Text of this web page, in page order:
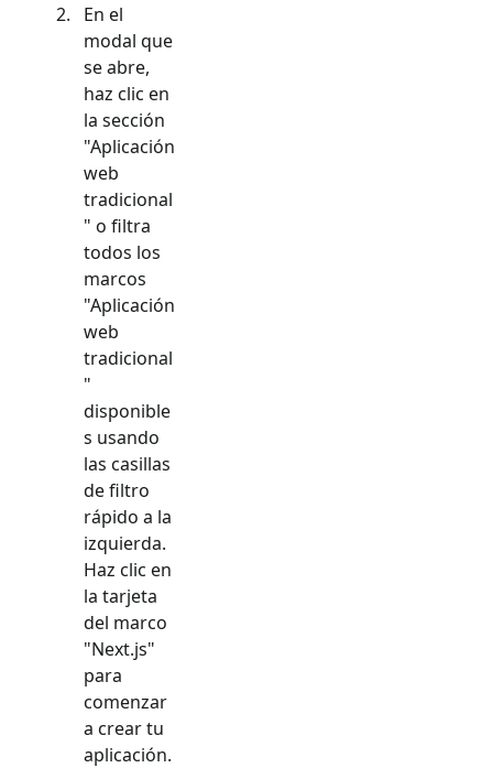
En el
modal que
se abre,
haz clic en
la sección
"Aplicación
web
tradicional
" o filtra
todos los
marcos
"Aplicación
web
tradicional
"
disponible
s usando
las casillas
de filtro
rápido a la
izquierda.
Haz clic en
la tarjeta
del marco
"Next.js"
para
comenzar
a crear tu
aplicación.